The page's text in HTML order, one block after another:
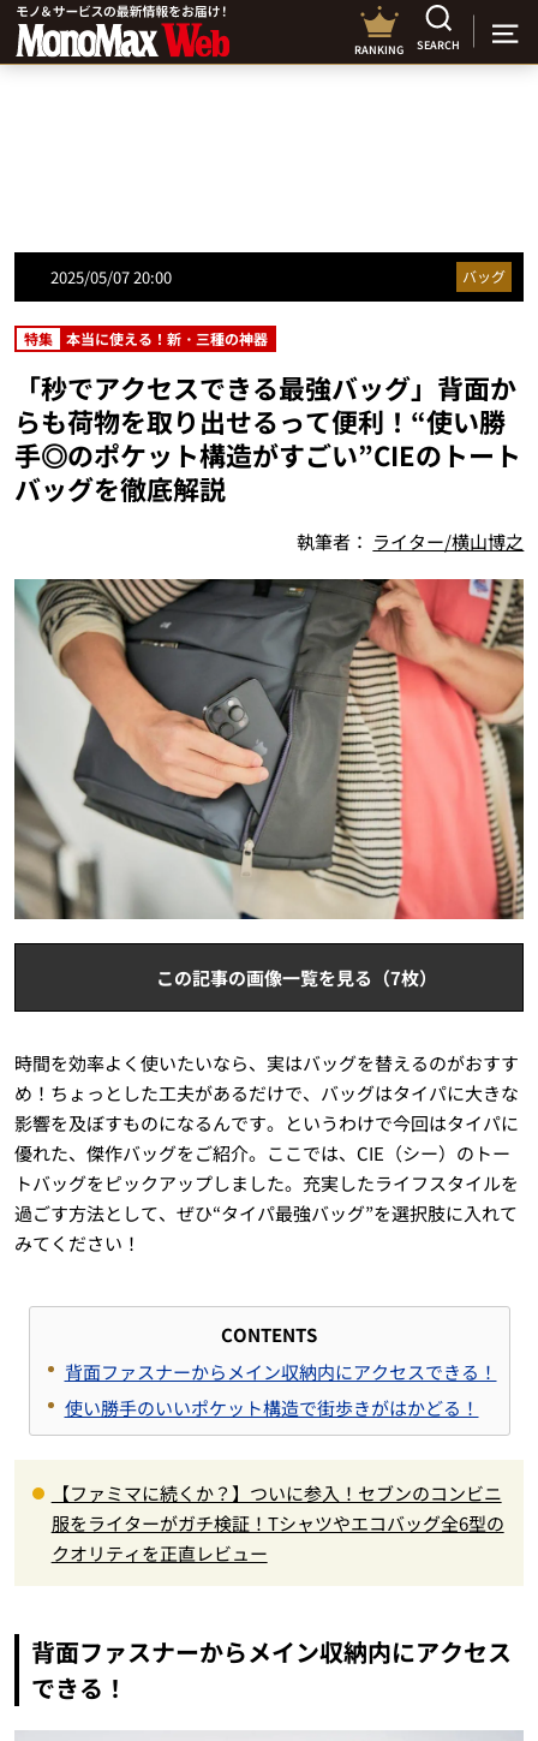
RANKING SEARCH
2025/05/07 20:00 バッグ
特集 本当に使える！新・三種の神器
「秒でアクセスできる最強バッグ」背面か
らも荷物を取り出せるって便利！“使い勝
手◎のポケット構造がすごい”CIEのトート
バッグを徹底解説
執筆者： ライター/横山博之
この記事の画像一覧を見る（7枚）
時間を効率よく使いたいなら、実はバッグを替えるのがおすす
め！ちょっとした工夫があるだけで、バッグはタイパに大きな
影響を及ぼすものになるんです。というわけで今回はタイパに
優れた、傑作バッグをご紹介。ここでは、CIE（シー）のトー
トバッグをピックアップしました。充実したライフスタイルを
過ごす方法として、ぜひ“タイパ最強バッグ”を選択肢に入れて
みてください！
CONTENTS
背面ファスナーからメイン収納内にアクセスできる！
使い勝手のいいポケット構造で街歩きがはかどる！
【ファミマに続くか？】ついに参入！セブンのコンビニ
服をライターがガチ検証！Tシャツやエコバッグ全6型の
クオリティを正直レビュー
背面ファスナーからメイン収納内にアクセス
できる！